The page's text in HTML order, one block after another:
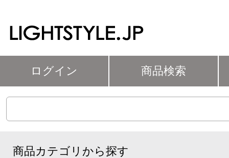
ログイン 商品検索
商品カテゴリから探す